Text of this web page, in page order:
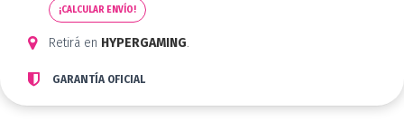
¡CALCULAR ENVÍO!
Retirá en HYPERGAMING.
GARANTÍA OFICIAL